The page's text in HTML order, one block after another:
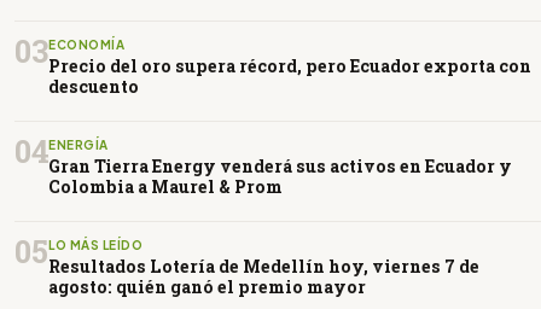
03ECONOMÍA
Precio del oro supera récord, pero Ecuador exporta con
descuento
04ENERGÍA
Gran Tierra Energy venderá sus activos en Ecuador y
Colombia a Maurel & Prom
05 LO MÁS LEÍDO
Resultados Lotería de Medellín hoy, viernes 7 de
agosto: quién ganó el premio mayor